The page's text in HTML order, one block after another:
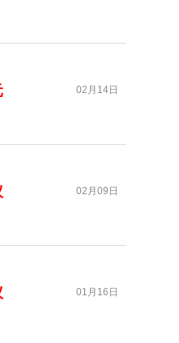
02月14日
02月09日
01月16日